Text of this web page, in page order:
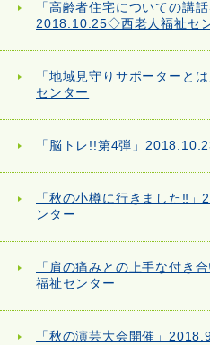
「高齢者住宅についての講
2018.10.25◇西老人福祉セ
「地域見守りサポーターと
センター
「脳トレ!!第4弾」
「秋の小樽に行きました‼
ンター
「肩の痛みとの上手な付き
福祉センター
「秋の演芸大会開催」